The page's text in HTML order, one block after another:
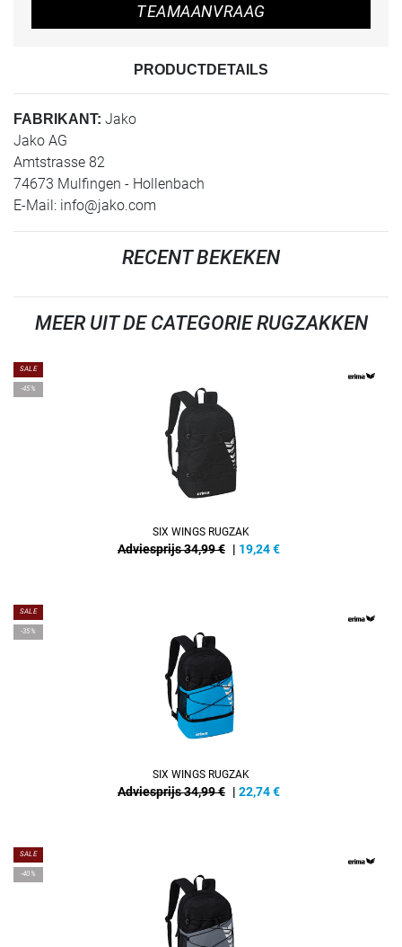
TEAMAANVRAAG
PRODUCTDETAILS
FABRIKANT: Jako
Jako AG
Amtstrasse 82
74673 Mulfingen - Hollenbach
E-Mail: info@jako.com
RECENT BEKEKEN
MEER UIT DE CATEGORIE RUGZAKKEN
SALE
-45%
SIX WINGS RUGZAK
Adviesprijs 34,99 € | 19,24€
SALE
-35%
SIX WINGS RUGZAK
Adviesprijs 34,99 € | 22,74€
SALE
-40%